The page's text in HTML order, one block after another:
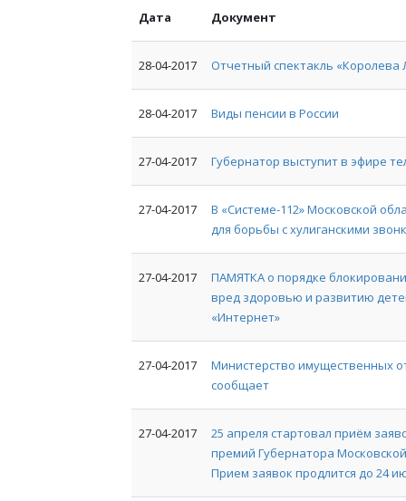
Дата Документ
28-04-2017 Отчетный спектакль «Королева
28-04-2017 Виды пенсии в России
27-04-2017 Губернатор выступит в эфире
27-04-2017
В «Системе-112» Московской
для борьбы с хулиганскими
27-04-2017
ПАМЯТКА о порядке
вред здоровью и развитию
«Интернет»
27-04-2017
Министерство имущественных
сообщает
27-04-2017
25 апреля стартовал приём
премий Губернатора
Прием заявок продлится до 24